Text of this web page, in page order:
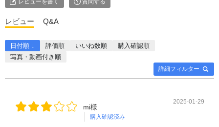
レビューを書く 質問する
レビュー Q&A
詳細フィルター
日付順 ↓ 評価順 いいね数順
購入確認順
写真・動画付き順
mi様
購入確認済み
2025-01-29